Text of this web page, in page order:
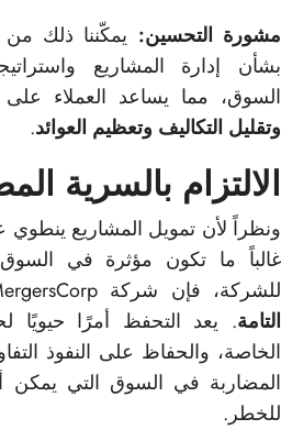
مشورة التحسين: يمكّننا ذلك
بشأن إدارة المشاريع
السوق، مما يساعد العملاء
وتقليل التكاليف وتعظيم العوائد.
الالتزام بالسرية
ونظراً لأن تمويل المشاريع ينطوي
غالباً ما تكون مؤثرة في
للشركة، فإن شركة MergersCorp تحافظ على
التامة. يعد التحفظ أمرًا حيويًا
الخاصة، والحفاظ على النفوذ
المضاربة في السوق التي يمكن
للخطر.